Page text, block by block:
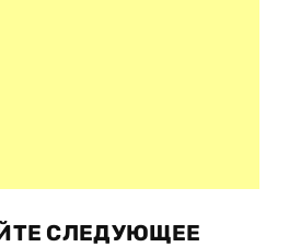
СЛЕДУЮЩЕЕ